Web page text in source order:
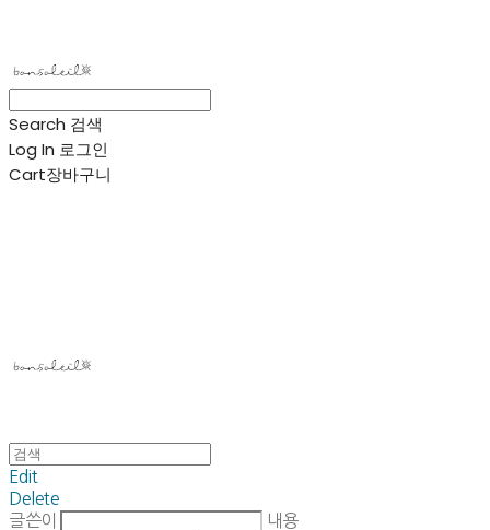
Search 검색
Log In 로그인
Cart장바구니
Edit
Delete
글쓴이
내용